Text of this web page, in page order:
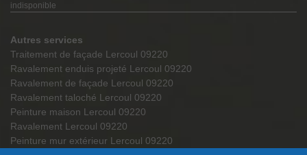
indisponible
Autres services
Traitement de façade Lercoul 09220
Ravalement enduis projeté Lercoul 09220
Ravalement de façade Lercoul 09220
Ravalement taloché Lercoul 09220
Peinture maison Lercoul 09220
Ravalement Lercoul 09220
Peinture mur extérieur Lercoul 09220